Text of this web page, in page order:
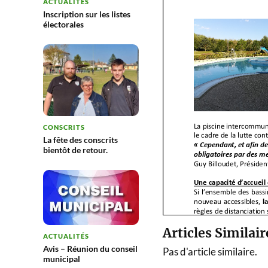
Inscription sur les listes
électorales
CONSCRITS
La fête des conscrits
bientôt de retour.
ACTUALITÉS
Avis – Réunion du conseil
municipal
Articles
Pas d'article similaire.